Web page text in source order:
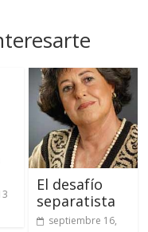
El desafío
separatista
septiembre 16,